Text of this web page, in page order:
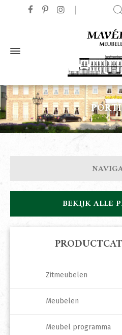
BEKIJK ALLE
Zitmeubelen
Meubelen
Meubel programma